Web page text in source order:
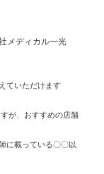
メディカル一光
ていただけます
が、おすすめの店舗
に載っている〇〇以